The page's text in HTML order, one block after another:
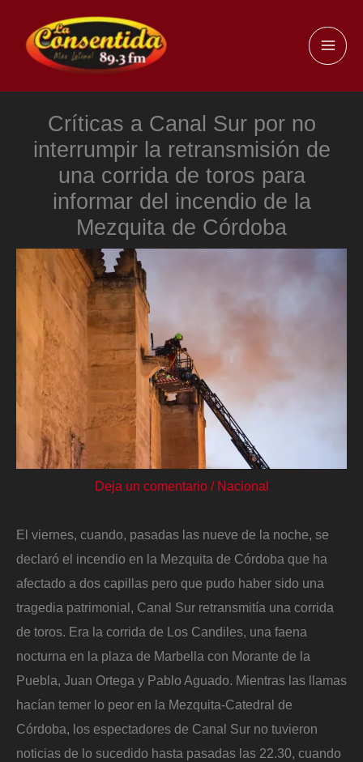
contenido
Críticas a Canal Sur por no
interrumpir la retransmisión de
una corrida de toros para
informar del incendio de la
Mezquita de Córdoba
Deja un comentario / Nacional
El viernes, cuando, pasadas las nueve de la noche, se
declaró el incendio en la Mezquita de Córdoba que ha
afectado a dos capillas pero que pudo haber sido una
tragedia patrimonial, Canal Sur retransmitía una corrida
de toros. Era la corrida de Los Candiles, una faena
nocturna en la plaza de Marbella con Morante de la
Puebla, Juan Ortega y Pablo Aguado. Mientras las llamas
hacían temer lo peor en la Mezquita-Catedral de
Córdoba, los espectadores de Canal Sur no tuvieron
noticias de lo sucedido hasta pasadas las 22.30, cuando